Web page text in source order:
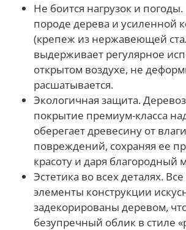
Не боится нагрузок и погоды.
породе дерева и усиленной
(крепеж из нержавеющей
выдерживает регулярное
открытом воздухе, не
расшатывается.
Экологичная защита.
покрытие премиум-класса
оберегает древесину от
повреждений, сохраняя ее
красоту и даря благородный
Эстетика во всех деталях.
элементы конструкции
задекорированы деревом,
безупречный облик в стиле